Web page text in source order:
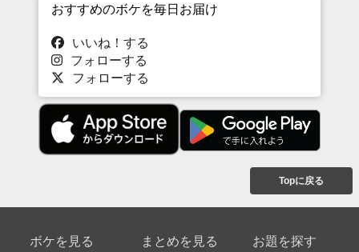
おすすめのボケを毎日お届け
いいね！する
フォローする
フォローする
Topに戻る
ボケを見る まとめを見る お題を探す